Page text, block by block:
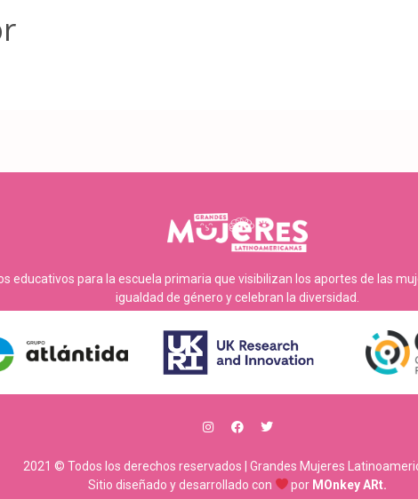
educativos para la escuela primaria que visibilizan los aportes de las
igualdad de género y celebran la diversidad.
2021 © Todos los derechos reservados | Grandes Mujeres
Sitio diseñado y desarrollado con
por MOnkey ARt.